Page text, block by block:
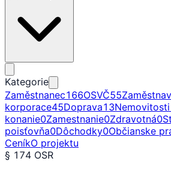
Kategorie
Zaměstnanec166OSVČ55
korporace45Doprava13Nemovitosti
konanie0Zamestnanie0Zdravotná0
poisťovňa0Dôchodky0Občianske
CeníkO projektu
§ 174 OSR